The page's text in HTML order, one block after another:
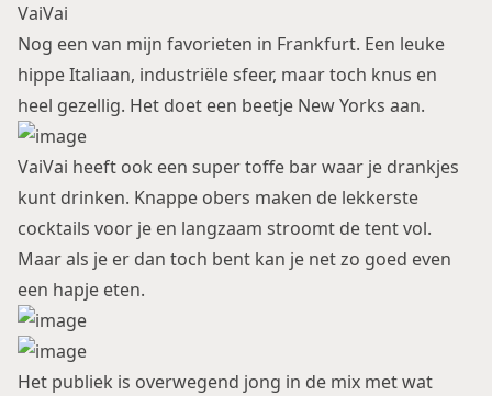
VaiVai
Nog een van mijn favorieten in Frankfurt. Een leuke
hippe Italiaan, industriële sfeer, maar toch knus en
heel gezellig. Het doet een beetje New Yorks aan.
VaiVai heeft ook een super toffe bar waar je drankjes
kunt drinken. Knappe obers maken de lekkerste
cocktails voor je en langzaam stroomt de tent vol.
Maar als je er dan toch bent kan je net zo goed even
een hapje eten.
Het publiek is overwegend jong in de mix met wat